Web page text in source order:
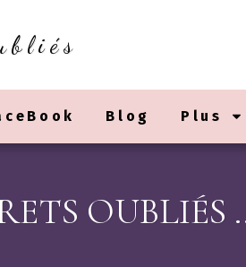
Blog Plus
OUBLIÉS